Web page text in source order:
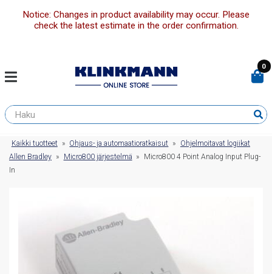
Notice: Changes in product availability may occur. Please
check the latest estimate in the order confirmation.
0
Kaikki tuotteet » Ohjaus- ja automaatioratkaisut »
Ohjelmoitavat logiikat
Allen Bradley » Micro800 järjestelmä »
Micro800 4 Point Analog Input Plug-
In